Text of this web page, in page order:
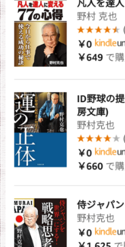
e
d
1.
4.
デ
ィ
ア
が
信
で
き
な